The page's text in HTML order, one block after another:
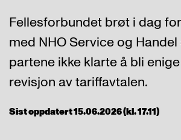
Fellesforbundet brøt i dag
med NHO Service og
partene ikke klarte å bli
revisjon av tariffavtalen.
Sist oppdatert 15.06.2026 (kl. 17.11)